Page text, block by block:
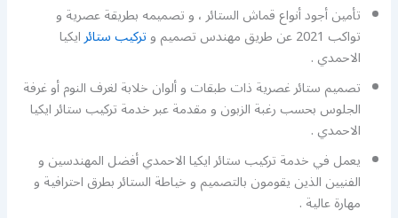
تأمين أجود أنواع قماش الستائر ، و تصميمه بطريقة عصرية و
تواكب 2021 عن طريق مهندس تصميم و تركيب ستائرايكيا
الاحمدي .
تصميم ستائر غصرية ذات طبقات و ألوان خلابة لغرف النوم أو غرفة
الجلوس بحسب رغبة الزبون و مقدمة عبر خدمة تركيب ستائر ايكيا
الاحمدي .
يعمل في خدمة تركيب ستائر ايكيا الاحمدي أفضل المهندسين و
الفنيين الذين يقومون بالتصميم و خياطة الستائر بطرق احترافية و
مهارة عالية .